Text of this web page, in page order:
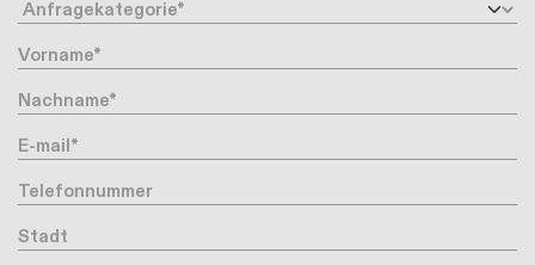
Ihre Email-Adresse
Telefonnummer
Stadt
Land
Profil
Nachricht